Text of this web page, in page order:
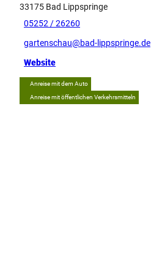
33175 Bad Lippspringe
05252 / 26260
gartenschau@bad-lippspringe.de
Website
Anreise mit dem Auto
Anreise mit öffentlichen Verkehrsmitteln